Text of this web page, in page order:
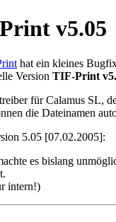
v5.05
hat ein kleines
Version TIF-Print
für Calamus SL,
die Dateinamen
5.05 [07.02.2005]:
es bislang
intern!)